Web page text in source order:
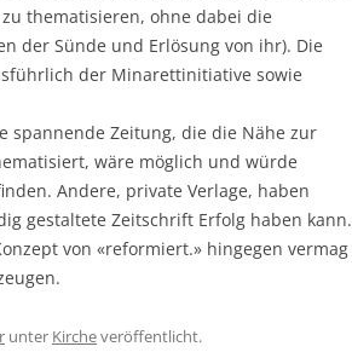
thematisieren, ohne dabei die
der Sünde und Erlösung von ihr). Die
der Minarettinitiative sowie
spannende Zeitung, die die Nähe zur
wäre möglich und würde
Andere, private Verlage, haben
gestaltete Zeitschrift Erfolg haben kann.
von «reformiert.» hingegen vermag
unter Kircheveröffentlicht.